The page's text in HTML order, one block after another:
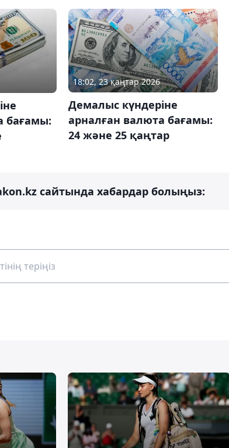
бағамы:
18:02, 23 қаңтар 2026
Демалыс күндеріне
арналған валюта бағамы:
24 және 25 қаңтар
сайтында хабардар болыңыз: